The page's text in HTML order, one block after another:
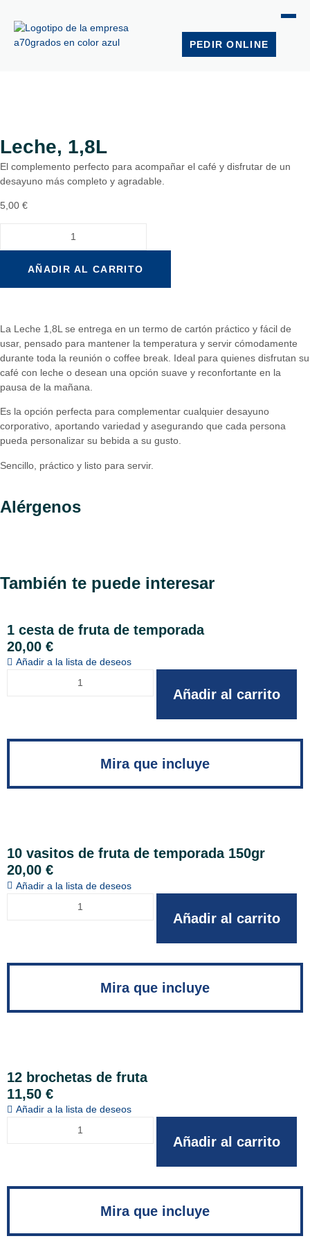
PEDIR ONLINE
Leche, 1,8L
El complemento perfecto para acompañar el café y disfrutar de un
desayuno más completo y agradable.
5,00 €
AÑADIR AL CARRITO
La Leche 1,8L se entrega en un termo de cartón práctico y fácil de
usar, pensado para mantener la temperatura y servir cómodamente
durante toda la reunión o coffee break. Ideal para quienes disfrutan su
café con leche o desean una opción suave y reconfortante en la
pausa de la mañana.
Es la opción perfecta para complementar cualquier desayuno
corporativo, aportando variedad y asegurando que cada persona
pueda personalizar su bebida a su gusto.
Sencillo, práctico y listo para servir.
Alérgenos
También te puede interesar
1 cesta de fruta de temporada
20,00 €
Añadir a la lista de deseos
Añadir al carrito
Mira que incluye
10 vasitos de fruta de temporada 150gr
20,00 €
Añadir a la lista de deseos
Añadir al carrito
Mira que incluye
12 brochetas de fruta
11,50 €
Añadir a la lista de deseos
Añadir al carrito
Mira que incluye